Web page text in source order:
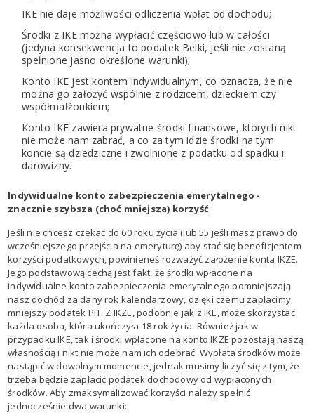
IKE nie daje możliwości odliczenia wpłat od dochodu;
Środki z IKE można wypłacić częściowo lub w całości
(jedyna konsekwencja to podatek Belki, jeśli nie zostaną
spełnione jasno określone warunki);
Konto IKE jest kontem indywidualnym, co oznacza, że nie
można go założyć wspólnie z rodzicem, dzieckiem czy
współmałżonkiem;
Konto IKE zawiera prywatne środki finansowe, których nikt
nie może nam zabrać, a co za tym idzie środki na tym
koncie są dziedziczne i zwolnione z podatku od spadku i
darowizny.
Indywidualne konto zabezpieczenia emerytalnego -
znacznie szybsza (choć mniejsza) korzyść
Jeśli nie chcesz czekać do 60 roku życia (lub 55 jeśli masz prawo do
wcześniejszego przejścia na emeryturę) aby stać się beneficjentem
korzyści podatkowych, powinieneś rozważyć założenie konta IKZE.
Jego podstawową cechą jest fakt, że środki wpłacone na
indywidualne konto zabezpieczenia emerytalnego pomniejszają
nasz dochód za dany rok kalendarzowy, dzięki czemu zapłacimy
mniejszy podatek PIT. Z IKZE, podobnie jak z IKE, może skorzystać
każda osoba, która ukończyła 18 rok życia. Również jak w
przypadku IKE, tak i środki wpłacone na konto IKZE pozostają naszą
własnością i nikt nie może nam ich odebrać. Wypłata środków może
nastąpić w dowolnym momencie, jednak musimy liczyć się z tym, że
trzeba będzie zapłacić podatek dochodowy od wypłaconych
środków. Aby zmaksymalizować korzyści należy spełnić
jednocześnie dwa warunki: